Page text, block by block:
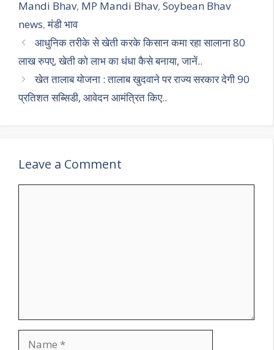
p
p
m
k
Mandi Bhav, MP Mandi Bhav, Soybean Bhav
news,मंडी भाव
आधुनिक तरीके से खेती करके किसान कमा रहा सालाना 80
लाख रुपए, खेती को लाभ का धंधा कैसे बनाया, जानें..
खेत तालाब योजना : तालाब खुदवाने पर राज्य सरकार देगी 90
प्रतिशत सब्सिडी, आवेदन आमंत्रित किए..
Leave a Comment